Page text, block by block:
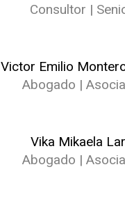
Consultor |
Victor Emilio
Abogado |
Vika Mikaela
Abogado |